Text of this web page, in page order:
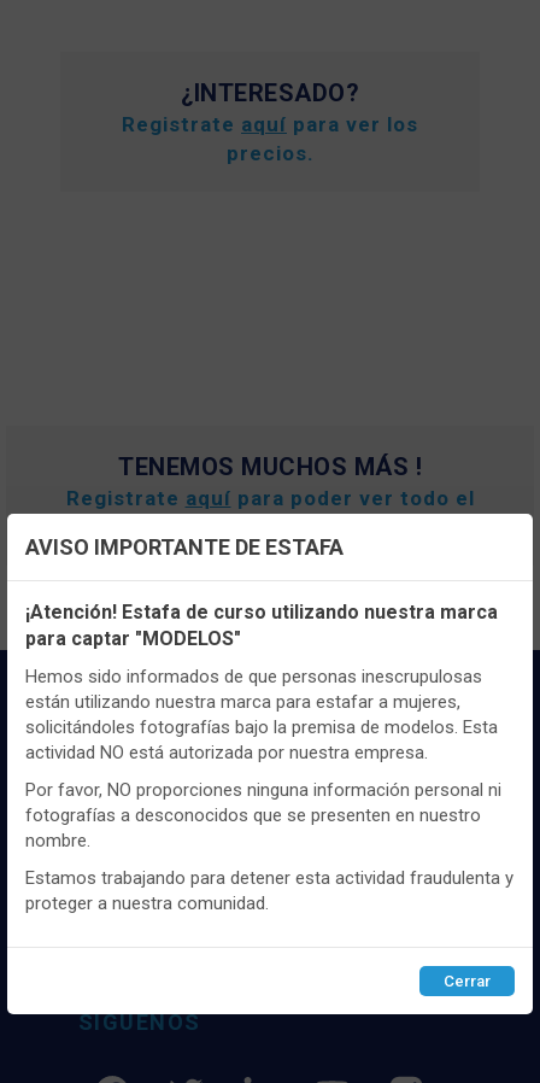
¿INTERESADO?
Registrate aquí para ver los
precios.
TENEMOS MUCHOS MÁS !
Registrate aquí para poder ver todo el
Distribuidor y mayorista textil de las mejores
mercado, marcas tanto nacionales como
experiencia como proveedor de los mejores
SÍGUENOS
Configuración de cookies
Utilizamos cookies propias y de terceros, de sesión o
persistentes, para hacer funcionar de manera segura nuestra
página web y personalizar su contenido.
Igualmente, utilizamos cookies para medir y obtener datos de
la navegación que realizas y para ajustar el contenido a tus
gustos y preferencias.
Puedesconfigurary aceptar el uso de cookies a tu gusto.
Para obtener más información visita nuestra
cookies.
Configurar Rechazar ACEPTAR
AVISO IMPORTANTE DE ESTAFA
¡Atención! Estafa de curso utilizando nuestra marca
para captar "MODELOS"
Hemos sido informados de que personas inescrupulosas
están utilizando nuestra marca para estafar a mujeres,
solicitándoles fotografías bajo la premisa de modelos. Esta
actividad NO está autorizada por nuestra empresa.
Por favor, NO proporciones ninguna información personal ni
fotografías a desconocidos que se presenten en nuestro
nombre.
Estamos trabajando para detener esta actividad fraudulenta y
proteger a nuestra comunidad.
Cerrar